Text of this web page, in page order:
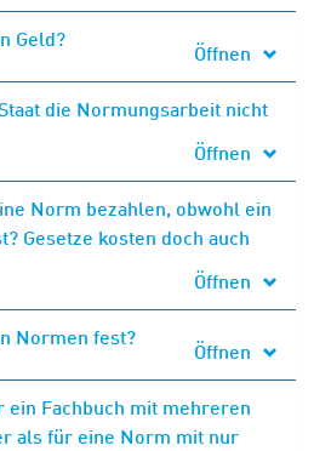
Geld?
Öffnen
die Normungsarbeit nicht
Öffnen
Norm bezahlen, obwohl ein
Gesetze kosten doch auch
Öffnen
Normen fest?
Öffnen
ein Fachbuch mit mehreren
als für eine Norm mit nur